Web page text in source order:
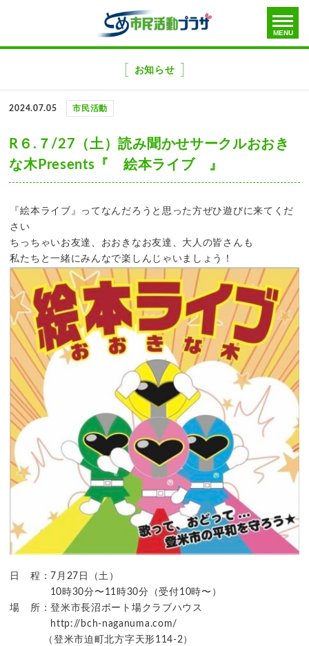
ニ
ば
す
toggle
menu
MENU
お知らせ
2024.07.05 市民活動
R６.７/27（土）読み聞かせサークルおおき
な木Presents『 絵本ライブ 』
『絵本ライブ』ってなんだろうと思った方ぜひ遊びに来てくだ
さい
ちっちゃいお友達、おおきなお友達、大人の皆さんも
私たちと一緒にみんなで楽しんじゃいましょう！
日 程：7月27日（土）
10時30分〜11時30分（受付10時〜）
場 所：登米市長沼ボート場クラブハウス
http://bch-naganuma.com/
（登米市迫町北方字天形114-2）